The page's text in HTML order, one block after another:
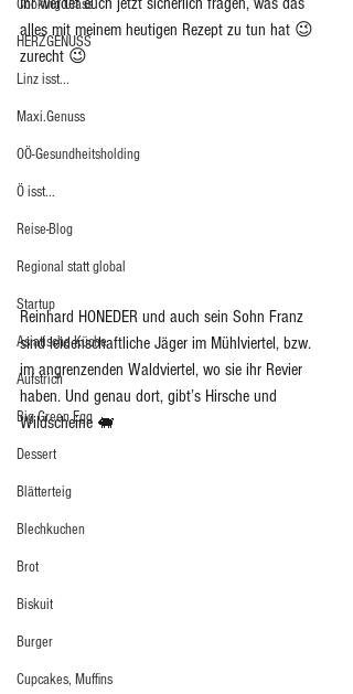
Cooking Class
HERZGENUSS
Linz isst...
Maxi.Genuss
OÖ-Gesundheitsholding
Ö isst...
Reise-Blog
Regional statt global
Startup
Asiatische Küche
Aufstrich
Big Green Egg
Dessert
Blätterteig
Blechkuchen
Brot
Biskuit
Burger
Cupcakes, Muffins
alles mit meinem heutigen Rezept zu tun hat 😉
zurecht 😉
Reinhard HONEDER und auch sein Sohn Franz
sind leidenschaftliche Jäger im Mühlviertel, bzw.
im angrenzenden Waldviertel, wo sie ihr Revier
haben. Und genau dort, gibt’s Hirsche und
Wildscheine 🐖